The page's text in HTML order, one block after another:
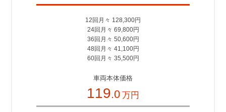
12回月々 128,300円
24回月々 69,800円
36回月々 50,600円
48回月々 41,100円
60回月々 35,500円
車両本体価格
119.0 万円